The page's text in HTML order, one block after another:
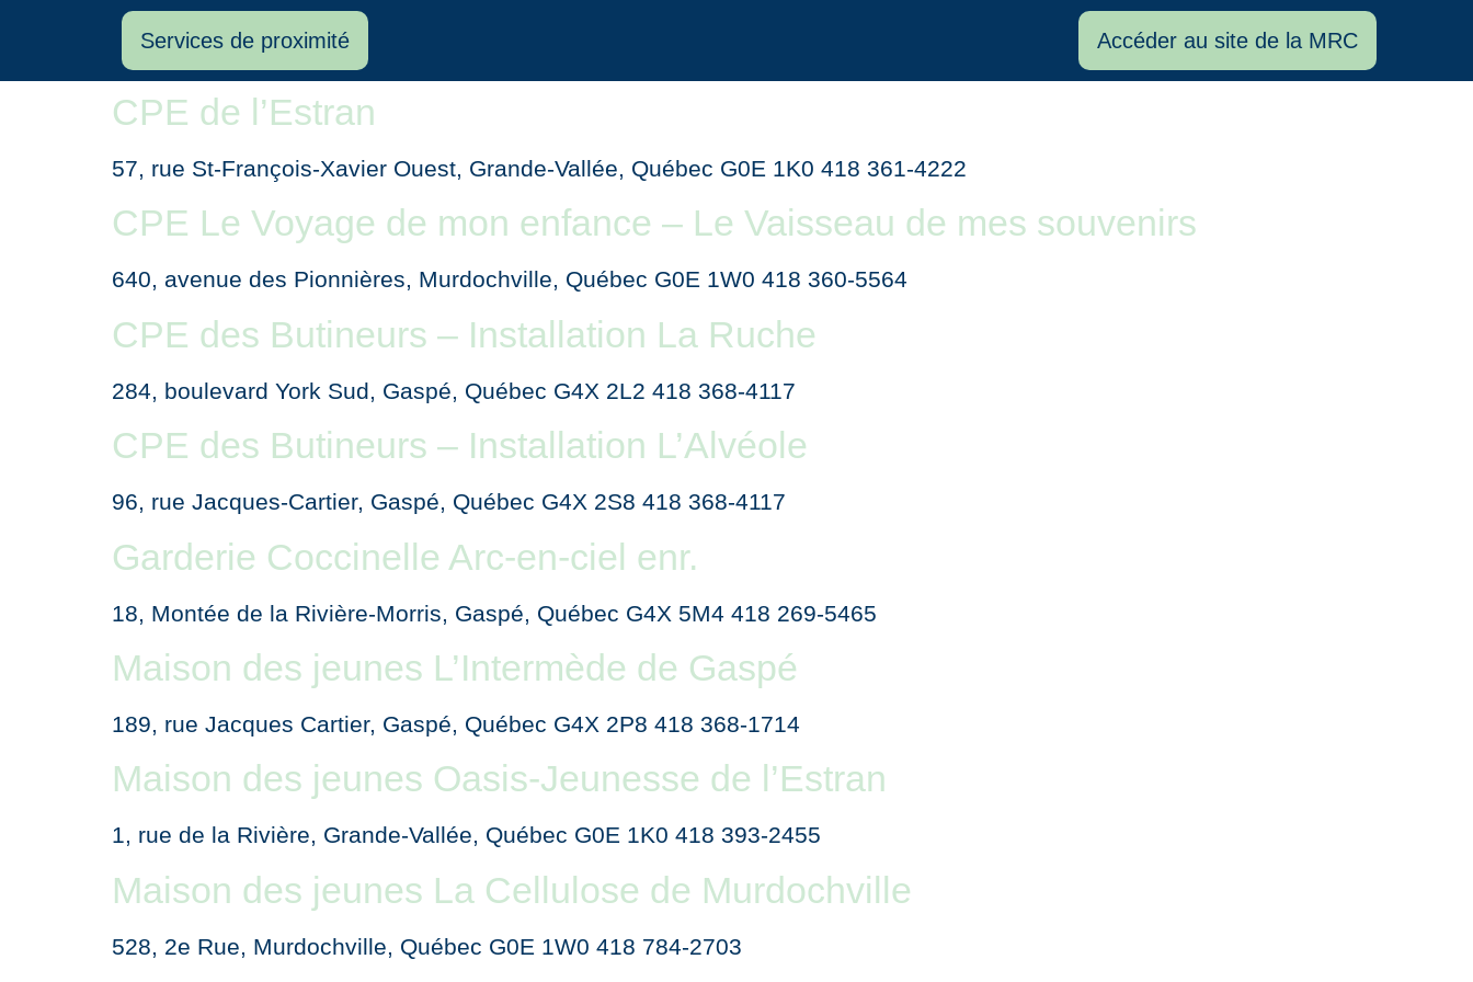
Services de proximité Accéder au site de la MRC
CPE de l’Estran
57, rue St-François-Xavier Ouest, Grande-Vallée, Québec G0E 1K0 418 361-4222
CPE Le Voyage de mon enfance – Le Vaisseau de mes souvenirs
640, avenue des Pionnières, Murdochville, Québec G0E 1W0 418 360-5564
CPE des Butineurs – Installation La Ruche
284, boulevard York Sud, Gaspé, Québec G4X 2L2 418 368-4117
CPE des Butineurs – Installation L’Alvéole
96, rue Jacques-Cartier, Gaspé, Québec G4X 2S8 418 368-4117
Garderie Coccinelle Arc-en-ciel enr.
18, Montée de la Rivière-Morris, Gaspé, Québec G4X 5M4 418 269-5465
Maison des jeunes L’Intermède de Gaspé
189, rue Jacques Cartier, Gaspé, Québec G4X 2P8 418 368-1714
Maison des jeunes Oasis-Jeunesse de l’Estran
1, rue de la Rivière, Grande-Vallée, Québec G0E 1K0 418 393-2455
Maison des jeunes La Cellulose de Murdochville
528, 2e Rue, Murdochville, Québec G0E 1W0 418 784-2703